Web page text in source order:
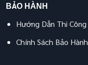
BẢO HÀNH
Hướng Dẫn Thi Công
Chính Sách Bảo Hành